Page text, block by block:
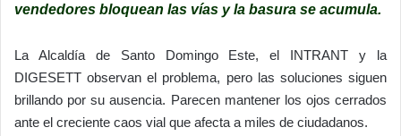
vendedores bloquean las vías y la basura se acumula.
La Alcaldía de Santo Domingo Este, el INTRANT y la
DIGESETT observan el problema, pero las soluciones siguen
brillando por su ausencia. Parecen mantener los ojos cerrados
ante el creciente caos vial que afecta a miles de ciudadanos.